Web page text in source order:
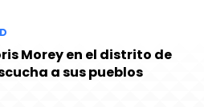
Morey en el distrito de
a sus pueblos